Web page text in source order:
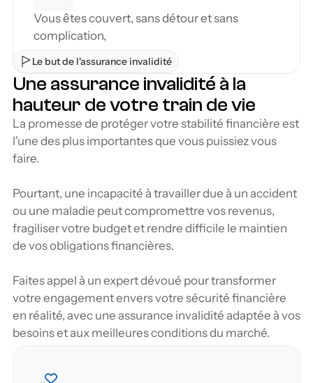
Le but de l'assurance invalidité
Une assurance invalidité à la
hauteur de votre train de vie
La promesse de protéger votre stabilité financière est
l'une des plus importantes que vous puissiez vous
faire.
Pourtant, une incapacité à travailler due à un accident
ou une maladie peut compromettre vos revenus,
fragiliser votre budget et rendre difficile le maintien
de vos obligations financières.
Faites appel à un expert dévoué pour transformer
votre engagement envers votre sécurité financière
en réalité, avec une assurance invalidité adaptée à vos
besoins et aux meilleures conditions du marché.
Vous êtes couvert, sans détour et sans
complication,